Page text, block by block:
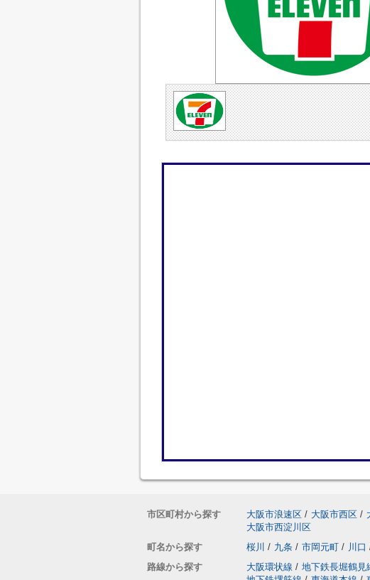
市区町村から探す 大阪市浪速区 / 大阪市西区 /
大阪市西淀川区
町名から探す
桜川 / 九条 / 市岡元町 / 川口
路線から探す
大阪環状線 / 地下鉄長堀鶴見